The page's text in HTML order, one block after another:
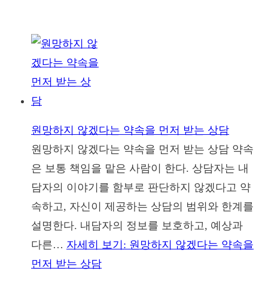
원망하지 않겠다는 약속을 먼저 받는 상담
원망하지 않겠다는 약속을 먼저 받는 상담 약속
은 보통 책임을 맡은 사람이 한다. 상담자는 내
담자의 이야기를 함부로 판단하지 않겠다고 약
속하고, 자신이 제공하는 상담의 범위와 한계를
설명한다. 내담자의 정보를 보호하고, 예상과
다른… 자세히 보기 : 원망하지 않겠다는 약속을
먼저 받는 상담